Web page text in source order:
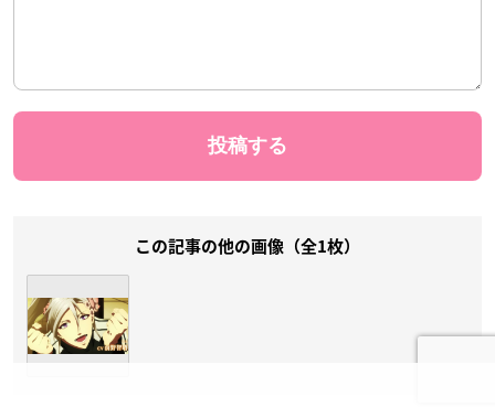
この記事の他の画像（全1枚）